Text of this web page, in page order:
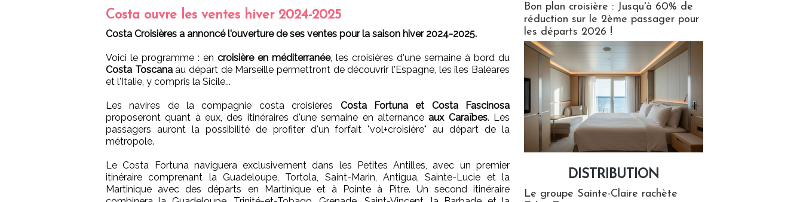
Costa ouvre les ventes hiver 2024-2025
Costa Croisières a annoncé l'ouverture de ses ventes pour la saison hiver 2024-2025.
Voici le programme : en croisière en méditerranée, les croisières d'une semaine à bord du
Costa Toscanaau départ de Marseille permettront de découvrir l'Espagne, les îles Baléares
et l'Italie, y compris la Sicile...
Les navires de la compagnie costa croisières Costa Fortuna et Costa Fascinosa
proposeront quant à eux, des itinéraires d'une semaine en alternanceaux Caraïbes. Les
passagers auront la possibilité de profiter d'un forfait "vol+croisière" au départ de la
métropole.
Le Costa Fortuna naviguera exclusivement dans les Petites Antilles, avec un premier
itinéraire comprenant la Guadeloupe, Tortola, Saint-Marin, Antigua, Sainte-Lucie et la
Martinique avec des départs en Martinique et à Pointe à Pitre. Un second itinéraire
Bon plan croisière : Jusqu'à 60% de
réduction sur le 2ème passager pour
les départs 2026 !
DISTRIBUTION
Le groupe Sainte-Claire rachète